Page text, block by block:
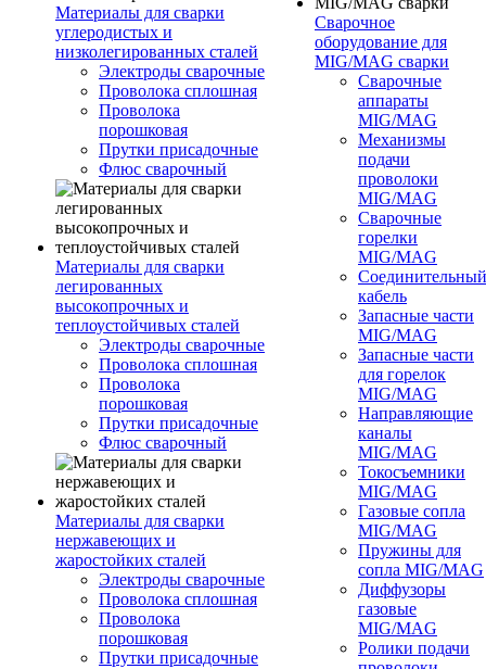
Материалы для сварки
углеродистых и
низколегированных сталей
Электроды сварочные
Проволока сплошная
Проволока
порошковая
Прутки присадочные
Флюс сварочный
Материалы для сварки
легированных
высокопрочных и
теплоустойчивых сталей
Электроды сварочные
Проволока сплошная
Проволока
порошковая
Прутки присадочные
Флюс сварочный
Материалы для сварки
нержавеющих и
жаростойких сталей
Электроды сварочные
Проволока сплошная
Проволока
порошковая
Прутки присадочные
Сварочное
оборудование для
MIG/MAG сварки
Сварочные
аппараты
MIG/MAG
Механизмы
подачи
проволоки
MIG/MAG
Сварочные
горелки
MIG/MAG
Соединительный
кабель
Запасные части
MIG/MAG
Запасные части
для горелок
MIG/MAG
Направляющие
каналы
MIG/MAG
Токосъемники
MIG/MAG
Газовые сопла
MIG/MAG
Пружины для
сопла MIG/MAG
Диффузоры
газовые
MIG/MAG
Ролики подачи